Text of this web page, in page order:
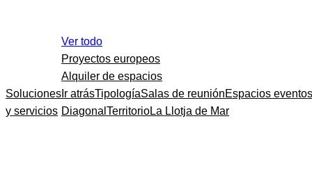
Soluciones
y servicios
Ver todo
Proyectos europeos
Alquiler de espacios
Ir atrásTipologíaSalas de reuniónEspacios eventos
Diagonal TerritorioLa Llotja de Mar